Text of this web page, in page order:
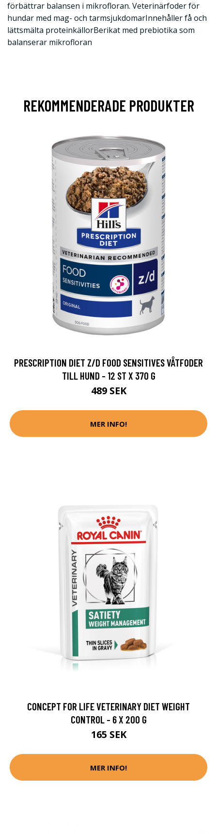
förbättrar balansen i mikrofloran. Veterinärfoder för
hundar med mag- och tarmsjukdomarInnehåller få och
lättsmälta proteinkällorBerikat med prebiotika som
balanserar mikrofloran
REKOMMENDERADE PRODUKTER
PRESCRIPTION DIET Z/D FOOD SENSITIVES VÅTFODER
TILL HUND - 12 ST X 370 G
489 SEK
MER INFO!
CONCEPT FOR LIFE VETERINARY DIET WEIGHT
CONTROL - 6 X 200 G
165 SEK
MER INFO!